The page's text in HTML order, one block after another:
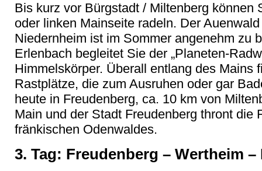
Bis kurz vor Bürgstadt / Miltenberg können
oder linken Mainseite radeln. Der
Niedernheim ist im Sommer angenehm zu
Erlenbach begleitet Sie der „Planeten-
Himmelskörper. Überall entlang des Mains
Rastplätze, die zum Ausruhen oder gar
heute in Freudenberg, ca. 10 km von
Main und der Stadt Freudenberg thront die
fränkischen Odenwaldes.
3. Tag: Freudenberg – Wertheim